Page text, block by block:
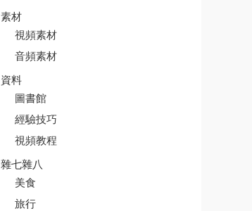
素材
視頻素材
音頻素材
資料
圖書館
經驗技巧
視頻教程
雜七雜八
美食
旅行